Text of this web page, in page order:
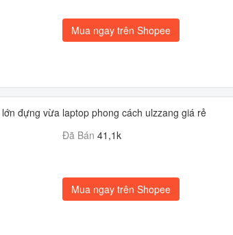
Mua ngay trên Shopee
đựng vừa laptop phong cách ulzzang giá rẻ
Đã Bán 41,1k
Mua ngay trên Shopee